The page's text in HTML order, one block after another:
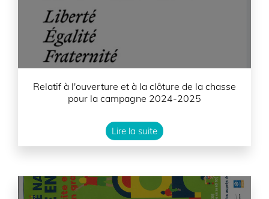
Relatif à l'ouverture et à la clôture de la chasse
pour la campagne 2024-2025
Lire la suite